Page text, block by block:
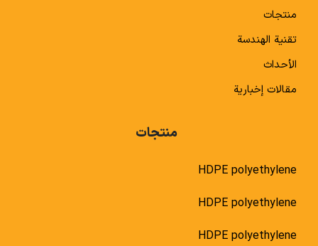
منتجات
تقنية الهندسة
الأحداث
مقالات إخبارية
منتجات
HDPE polyethylene
HDPE polyethylene
HDPE polyethylene